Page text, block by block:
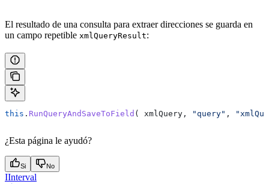
El resultado de una consulta para extraer direcciones se guarda en
un campo repetible xmlQueryResult:
this . RunQueryAndSaveToField ( xmlQuery , "query" ,
¿Esta página le ayudó?
Si No
IInterval